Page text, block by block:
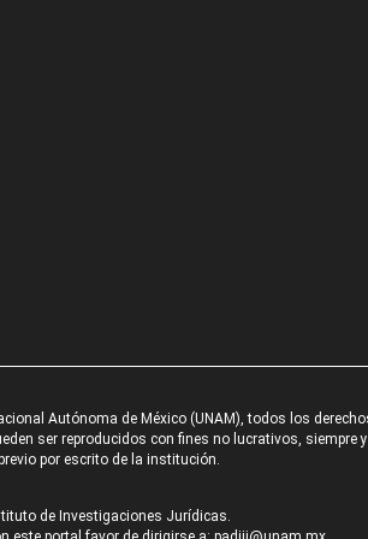
Autónoma de México (UNAM), todos los
ser reproducidos con fines no lucrativos,
por escrito de la institución.
de Investigaciones Jurídicas.